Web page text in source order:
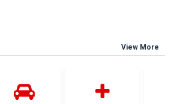
View More